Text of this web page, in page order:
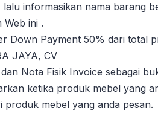
informasikan nama barang
Web ini .
Down Payment 50% dari total
JAYA, CV
Nota Fisik Invoice sebagai
ketika produk mebel yang
mebel yang anda pesan.